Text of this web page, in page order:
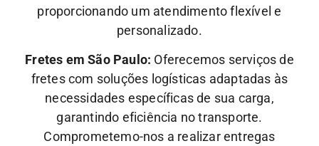
proporcionando um atendimento flexível e
personalizado.
Fretes em São Paulo: Oferecemos serviços de
fretes com soluções logísticas adaptadas às
necessidades específicas de sua carga,
garantindo eficiência no transporte.
Comprometemo-nos a realizar entregas